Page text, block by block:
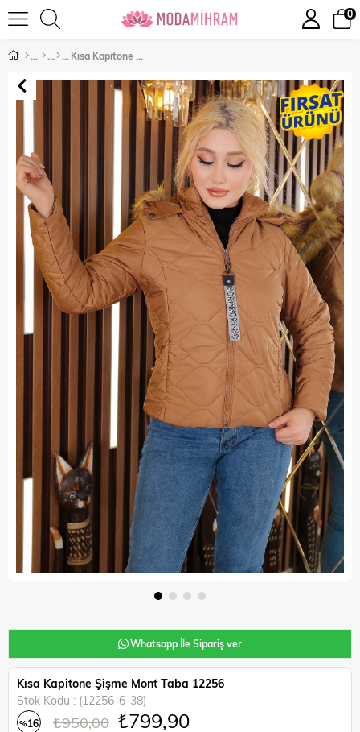
0
Kısa Kapitone Şişme Mont Taba 12256
Whatsapp İle Sipariş ver
Kısa Kapitone Şişme Mont Taba 12256
Stok Kodu
(12256-6-38)
%16 ₺950,00 ₺799,90